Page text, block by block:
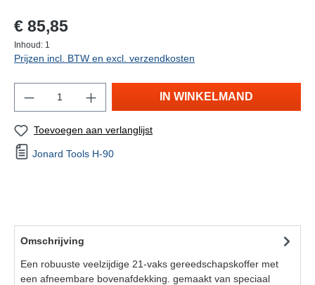
€ 85,85
Inhoud: 1
Prijzen incl. BTW en excl. verzendkosten
IN WINKELMAND
Toevoegen aan verlanglijst
Jonard Tools H-90
Omschrijving
Een robuuste veelzijdige 21-vaks gereedschapskoffer met
een afneembare bovenafdekking. gemaakt van speciaal